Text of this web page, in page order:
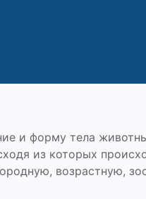
и форму тела
из которых
возрастную,